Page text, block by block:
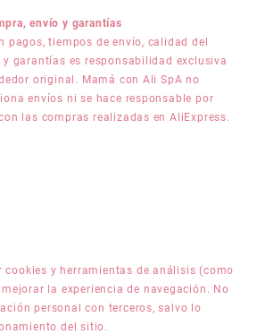
envío y garantías
pagos, tiempos de envío, calidad del
garantías es responsabilidad exclusiva
original. Mamá con Ali SpA no
envíos ni se hace responsable por
las compras realizadas en AliExpress.
cookies y herramientas de análisis (como
la experiencia de navegación. No
personal con terceros, salvo lo
del sitio.